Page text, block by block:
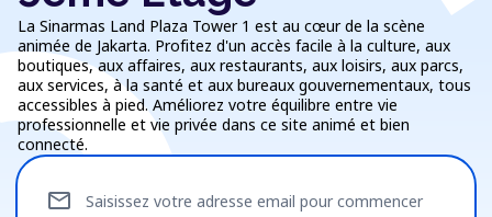
La Sinarmas Land Plaza Tower 1 est au cœur de la scène
animée de Jakarta. Profitez d'un accès facile à la culture, aux
boutiques, aux affaires, aux restaurants, aux loisirs, aux parcs,
aux services, à la santé et aux bureaux gouvernementaux, tous
accessibles à pied. Améliorez votre équilibre entre vie
professionnelle et vie privée dans ce site animé et bien
connecté.
Saisissez votre adresse email pour commencer
mail